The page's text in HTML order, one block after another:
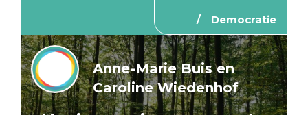
Democratie
Anne-Marie Buis en
Caroline Wiedenhof